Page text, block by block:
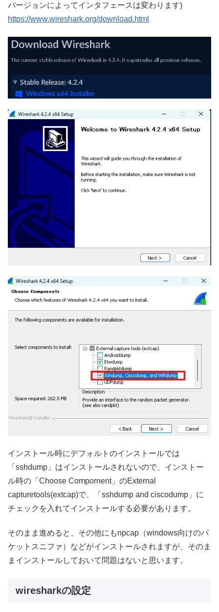
バージョンによってインタフェースは変わります)
https://www.wireshark.org/download.html
インストール時にデフォルトのインストールでは
「sshdump」はインストールされないので、インストー
ル時の「Choose Compornent」のExternal
capturetools(extcap)で、「sshdump and ciscodump」に
チェックを入れてインストールする必要があります。
そのまま進めると、その他にもnpcap（windows向けのパ
ケットスニファ）などがインストールされますが、そのま
まインストールしておいて問題はないと思います。
wiresharkの設定